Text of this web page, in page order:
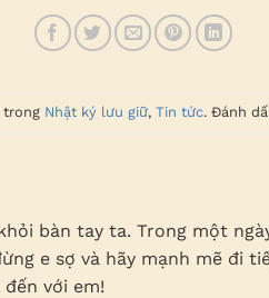
trong Nhật ký lưu giữ, Tin tức. Đánh
bàn tay ta. Trong một
e sợ và hãy mạnh mẽ đi
với em!